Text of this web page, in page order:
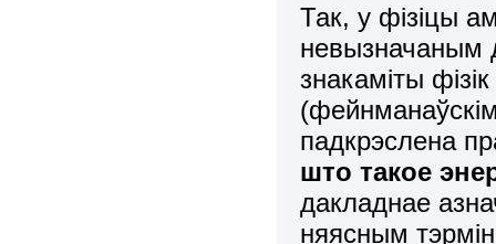
Так, у фізіцы
невызначаным
знакаміты
падкрэслена
што такое
дакладнае
няясным